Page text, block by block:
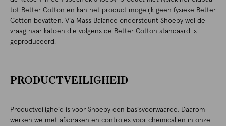
tot Better Cotton en kan het product mogelijk geen fysieke Better
Cotton bevatten. Via Mass Balance ondersteunt Shoeby wel de
vraag naar katoen die volgens de Better Cotton standaard is
geproduceerd.
PRODUCTVEILIGHEID
Productveiligheid is voor Shoeby een basisvoorwaarde. Daarom
werken we met afspraken en controles voor chemicaliën in onze